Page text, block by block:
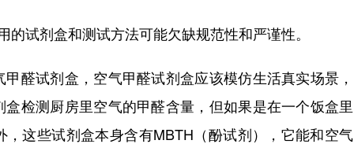
试剂盒和测试方法可能欠缺规范性和严谨性。
试剂盒，空气甲醛试剂盒应该模仿生活真实场景
检测厨房里空气的甲醛含量，但如果是在一个饭盒
这些试剂盒本身含有MBTH（酚试剂），它能和空